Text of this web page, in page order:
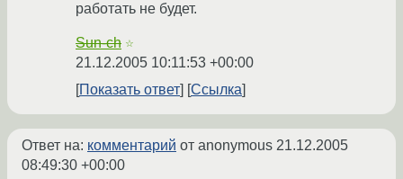
работать не будет.
Sun-ch ☆
21.12.2005 10:11:53 +00:00
Показать ответ
Ссылка
Ответ на: комментарий от anonymous 21.12.2005
08:49:30 +00:00